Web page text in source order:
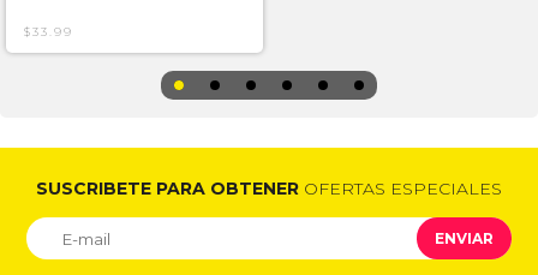
$33.99
SUSCRIBETE PARA OBTENER OFERTAS ESPECIALES
ENVIAR